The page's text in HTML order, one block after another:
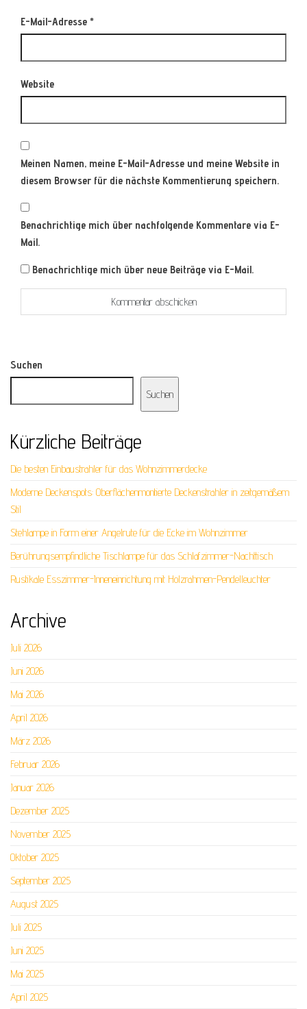
E-Mail-Adresse *
Website
Meinen Namen, meine E-Mail-Adresse und meine Website in
diesem Browser für die nächste Kommentierung speichern.
Benachrichtige mich über nachfolgende Kommentare via E-
Mail.
Benachrichtige mich über neue Beiträge via E-Mail.
Suchen
Suchen
Kürzliche Beiträge
Die besten Einbaustrahler für das Wohnzimmerdecke
Moderne Deckenspots: Oberflächenmontierte Deckenstrahler in zeitgemäßem
Stil
Stehlampe in Form einer Angelrute für die Ecke im Wohnzimmer
Berührungsempfindliche Tischlampe für das Schlafzimmer-Nachttisch
Rustikale Esszimmer-Inneneinrichtung mit Holzrahmen-Pendelleuchter
Archive
Juli 2026
Juni 2026
Mai 2026
April 2026
März 2026
Februar 2026
Januar 2026
Dezember 2025
November 2025
Oktober 2025
September 2025
August 2025
Juli 2025
Juni 2025
Mai 2025
April 2025